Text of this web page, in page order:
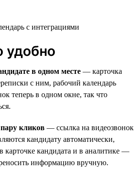
удобно
в одном месте — карточка
с ним, рабочий календарь
теперь в одном окне, так что
пару кликов — ссылка на видеозвонок
кандидату автоматически,
карточке кандидата и в аналитике —
информацию вручную.